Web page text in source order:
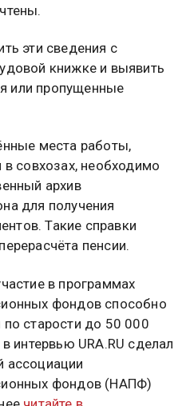
эти сведения с
книжке и выявить
или пропущенные
места работы,
в совхозах, необходимо
архив
для получения
Такие справки
пенсии.
в программах
фондов способно
старости до 50 000
интервью URA.RU сделал
ассоциации
фондов (НАПФ)